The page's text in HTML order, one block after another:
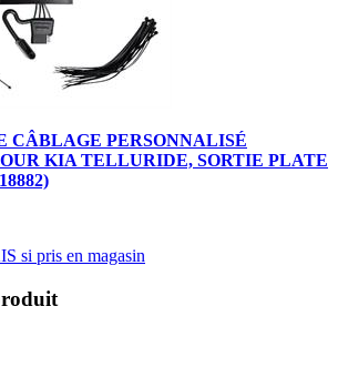
CÂBLAGE PERSONNALISÉ
KIA TELLURIDE, SORTIE PLATE
si pris en magasin